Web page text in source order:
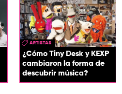
ARTISTAS
¿Cómo Tiny Desk y KEXP
cambiaron la forma de
descubrir música?